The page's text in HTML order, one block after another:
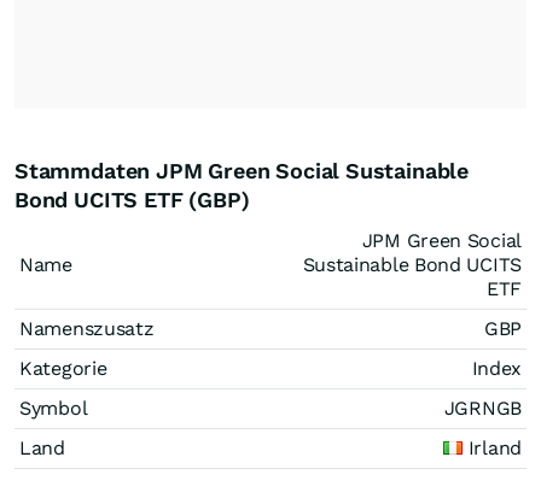
Stammdaten JPM Green Social Sustainable
Bond UCITS ETF (GBP)
Name
JPM Green Social
Sustainable Bond UCITS
ETF
Namenszusatz
GBP
Kategorie
Index
Symbol
JGRNGB
Land
Irland